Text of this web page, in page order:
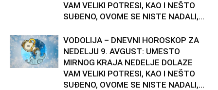
VAM VELIKI POTRESI, KAO I NEŠTO
SUĐENO, OVOME SE NISTE NADALI,...
VODOLIJA – DNEVNI HOROSKOP ZA
NEDELJU 9. AVGUST: UMESTO
MIRNOG KRAJA NEDELJE DOLAZE
VAM VELIKI POTRESI, KAO I NEŠTO
SUĐENO, OVOME SE NISTE NADALI,...